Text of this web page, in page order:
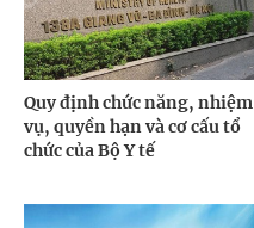
Quy định chức năng, nhiệm
vụ, quyền hạn và cơ cấu tổ
chức của Bộ Y tế